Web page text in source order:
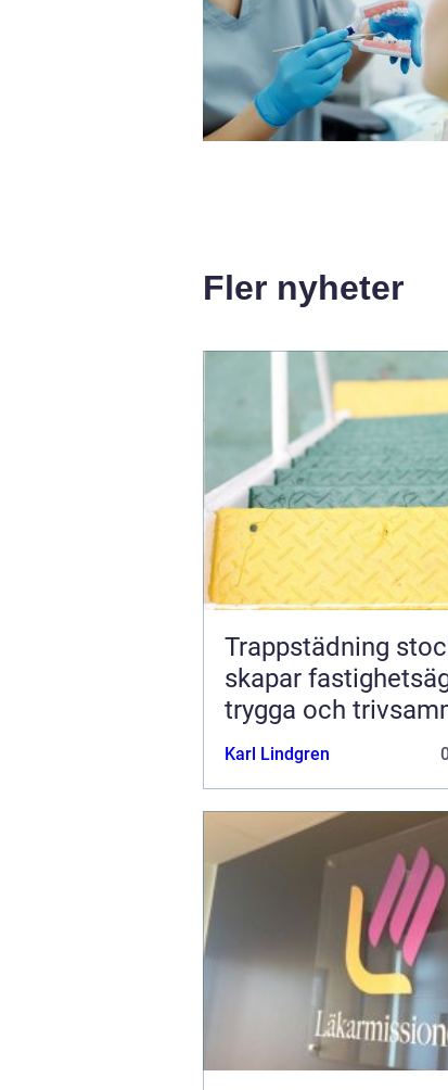
Fler nyheter
Trappstädning
skapar
trygga och
trapphus
Karl Lindgren